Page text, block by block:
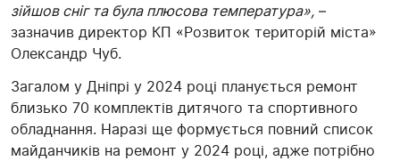
зійшов сніг та була плюсова температура», –
зазначив директор КП «Розвиток територій міста»
Олександр Чуб.
Загалом у Дніпрі у 2024 році планується ремонт
близько 70 комплектів дитячого та спортивного
обладнання. Наразі ще формується повний список
майданчиків на ремонт у 2024 році, адже потрібно